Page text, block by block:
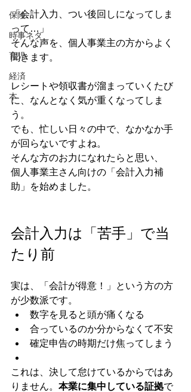
保険
時事ネタ
育児
経済
本
「会計入力、つい後回しになってしま
って…」
そんな声を、個人事業主の方からよく
聞きます。
レシートや領収書が溜まっていくたび
に、なんとなく気が重くなってしま
う。
でも、忙しい日々の中で、なかなか手
が回らないですよね。
そんな方のお力になれたらと思い、
個人事業主さん向けの「会計入力補
助」を始めました。
会計入力は「苦手」で当
たり前
実は、「会計が得意！」という方の方
が少数派です。
数字を見ると頭が痛くなる
合っているのか分からなくて不安
確定申告の時期だけ焦ってしまう
これは、決して怠けているからではあ
りません。 本業に集中している証拠で